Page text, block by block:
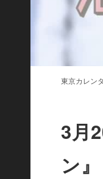
東京カレン
3月
ン』